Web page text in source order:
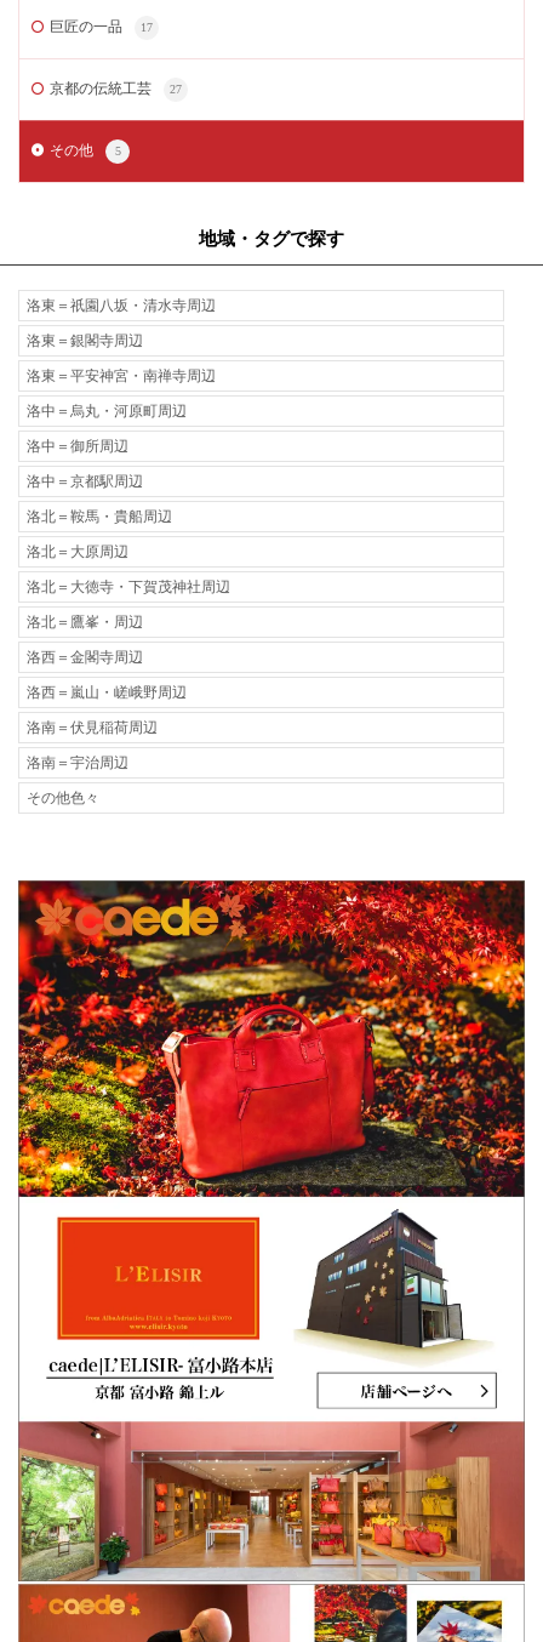
巨匠の一品 17
京都の伝統工芸 27
その他 5
地域・タグで探す
洛東＝祇園八坂・清水寺周辺
洛東＝銀閣寺周辺
洛東＝平安神宮・南禅寺周辺
洛中＝烏丸・河原町周辺
洛中＝御所周辺
洛中＝京都駅周辺
洛北＝鞍馬・貴船周辺
洛北＝大原周辺
洛北＝大徳寺・下賀茂神社周辺
洛北＝鷹峯・周辺
洛西＝金閣寺周辺
洛西＝嵐山・嵯峨野周辺
洛南＝伏見稲荷周辺
洛南＝宇治周辺
その他色々